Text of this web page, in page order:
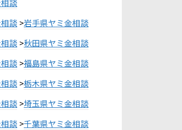
談
談 >岩手県ヤミ金相談
談 >秋田県ヤミ金相談
談 >福島県ヤミ金相談
談 >栃木県ヤミ金相談
談 >埼玉県ヤミ金相談
談 >千葉県ヤミ金相談